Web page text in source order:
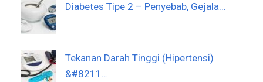
Diabetes Tipe 2 – Penyebab, Gejala…
Tekanan Darah Tinggi (Hipertensi)
&#8211…